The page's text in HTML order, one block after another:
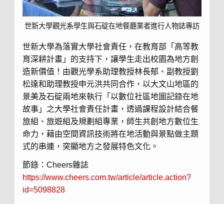
世新大學觀光系學生與石碇在地餐廳業者進行人物誌專訪
世新大學為落實大學社會責任，在教育部「高等教
育深耕計畫」的支持下，讓學生走出校園為地方創
造新價值！由觀光學系助理教授林長郁、副教授劉
松達和助理教授申元洪共同合作，以大文山地區的
景美及石碇兩地來執行「以數位社區地圖記錄在地
故事」之大學社會責任計畫，透過課程設計結合餐
旅組、旅遊組及規劃組專業，師生共創地方數位生
命力，藉由空間資訊技術將在地活動與景點做主題
式的串連，突顯地方之發展特色文化。
節錄：Cheers雜誌
https://www.cheers.com.tw/article/article.action?
id=5098828